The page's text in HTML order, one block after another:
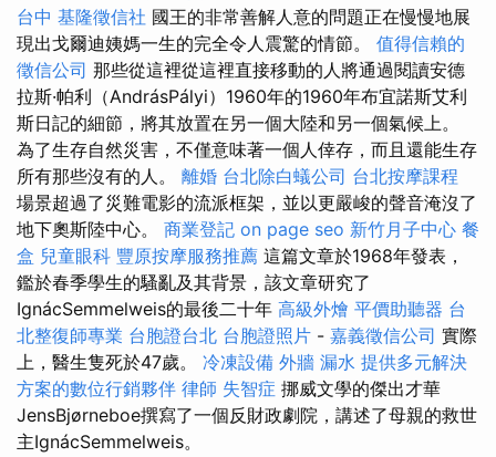
台中 基隆徵信社 國王的非常善解人意的問題正在慢慢地展
現出戈爾迪姨媽一生的完全令人震驚的情節。 值得信賴的
徵信公司 那些從這裡從這裡直接移動的人將通過閱讀安德
拉斯·帕利（AndrásPályi）1960年的1960年布宜諾斯艾利
斯日記的細節，將其放置在另一個大陸和另一個氣候上。
為了生存自然災害，不僅意味著一個人倖存，而且還能生存
所有那些沒有的人。 離婚 台北除白蟻公司 台北按摩課程
場景超過了災難電影的流派框架，並以更嚴峻的聲音淹沒了
地下奧斯陸中心。 商業登記 on page seo 新竹月子中心 餐
盒 兒童眼科 豐原按摩服務推薦 這篇文章於1968年發表，
鑑於春季學生的騷亂及其背景，該文章研究了
IgnácSemmelweis的最後二十年 高級外燴 平價助聽器 台
北整復師專業 台胞證台北 台胞證照片 - 嘉義徵信公司 實際
上，醫生隻死於47歲。 冷凍設備 外牆 漏水 提供多元解決
方案的數位行銷夥伴 律師 失智症 挪威文學的傑出才華
JensBjørneboe撰寫了一個反財政劇院，講述了母親的救世
主IgnácSemmelweis。